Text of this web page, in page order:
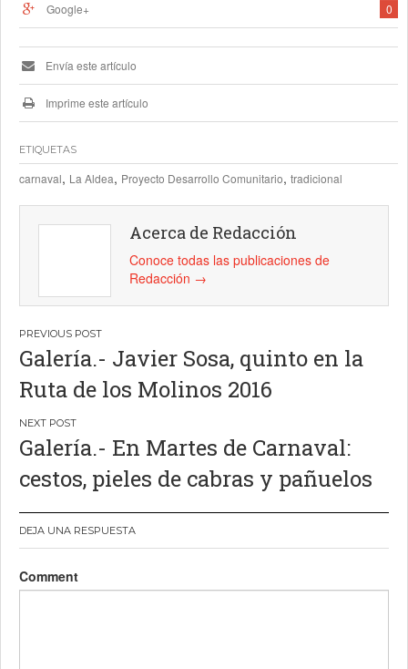
0
Google+
Envía este artículo
Imprime este artículo
ETIQUETAS
carnaval, La Aldea, Proyecto Desarrollo Comunitario, tradicional
Acerca de Redacción
Conoce todas las publicaciones de
Redacción →
Navegación
de
entradas
Galería.- Javier Sosa, quinto en la
Ruta de los Molinos 2016
Galería.- En Martes de Carnaval:
cestos, pieles de cabras y pañuelos
DEJA UNA RESPUESTA
Comment